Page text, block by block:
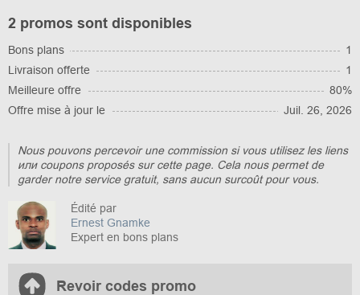
2 promos sont disponibles
Bons plans
1
Livraison offerte
1
Meilleure offre
80%
Offre mise à jour le
Juil. 26, 2026
Nous pouvons percevoir une commission si vous utilisez les liens
или coupons proposés sur cette page. Cela nous permet de
garder notre service gratuit, sans aucun surcoût pour vous.
Édité par
Ernest Gnamke
Expert en bons plans
Revoir codes promo